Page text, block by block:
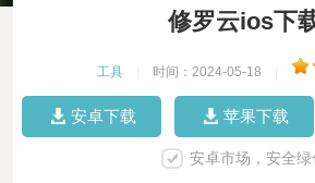
修罗云ios下
工具 时间：2024-05-18
安卓下载 苹果下载
安卓市场，安全绿